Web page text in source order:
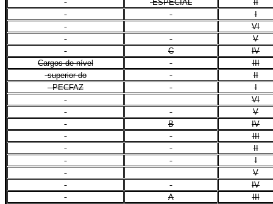
ESPECIAL
II
I
VI
V
C
IV
Cargos de nível
III
superior do
II
PECFAZ
I
VI
V
B
IV
III
II
I
V
IV
A
III